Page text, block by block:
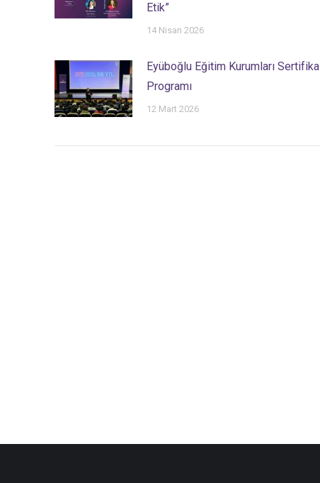
Etik”
14 Nisan 2026
Eyüboğlu Eğitim Kurumları Sertifika
Programı
12 Mart 2026